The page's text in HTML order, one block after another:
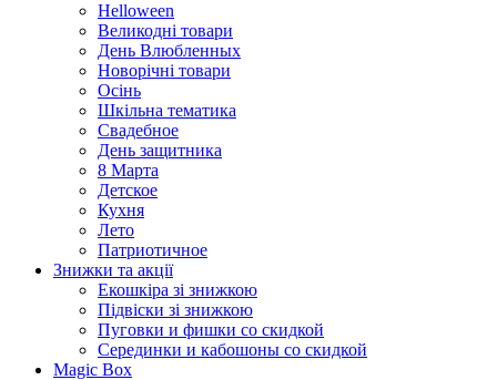
Helloween
Великодні товари
День Влюбленных
Новорічні товари
Осінь
Шкільна тематика
Свадебное
День защитника
8 Марта
Детское
Кухня
Лето
Патриотичное
Знижки та акції
Екошкіра зі знижкою
Підвіски зі знижкою
Пуговки и фишки со скидкой
Серединки и кабошоны со скидкой
Magic Box